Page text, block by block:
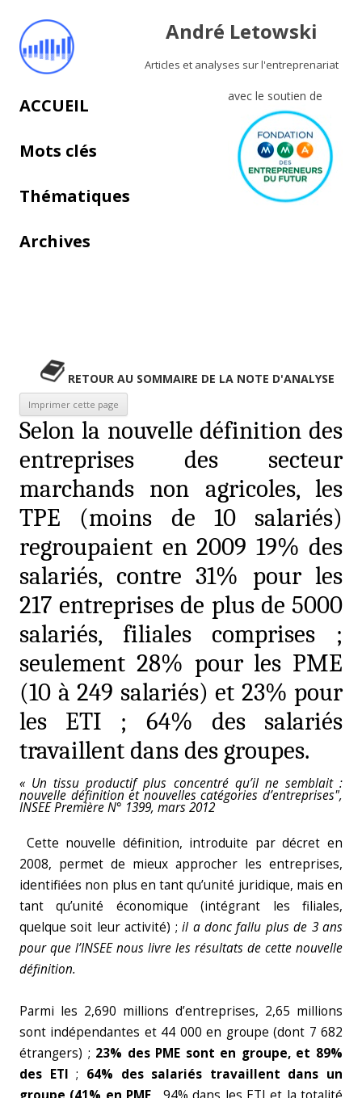
André Letowski
Articles et analyses sur l'entreprenariat
avec le soutien de
Aller au contenu principal
ACCUEIL
Mots clés
Thématiques
Archives
RETOUR AU SOMMAIRE DE LA NOTE D'ANALYSE
Selon la nouvelle définition des
entreprises des secteur
marchands non agricoles, les
TPE (moins de 10 salariés)
regroupaient en 2009 19% des
salariés, contre 31% pour les
217 entreprises de plus de 5000
salariés, filiales comprises ;
seulement 28% pour les PME
(10 à 249 salariés) et 23% pour
les ETI ; 64% des salariés
travaillent dans des groupes.
« Un tissu productif plus concentré qu’il ne semblait :
nouvelle définition et nouvelles catégories d’entreprises",
INSEE Première N° 1399, mars 2012
Cette nouvelle définition, introduite par décret en
2008, permet de mieux approcher les entreprises,
identifiées non plus en tant qu’unité juridique, mais en
tant qu’unité économique (intégrant les filiales,
quelque soit leur activité) ;il a donc fallu plus de 3 ans
pour que l’INSEE nous livre les résultats de cette nouvelle
définition.
Parmi les 2,690 millions d’entreprises, 2,65 millions
sont indépendantes et 44 000 en groupe (dont 7 682
étrangers) ; 23% des PME sont en groupe, et 89%
des ETI ; 64% des salariés travaillent dans un